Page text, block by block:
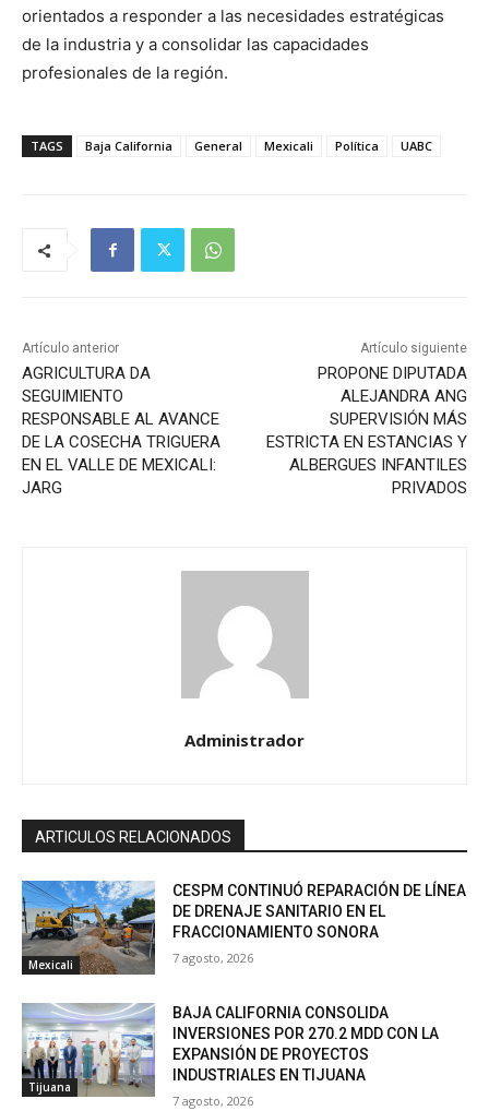
orientados a responder a las necesidades estratégicas
de la industria y a consolidar las capacidades
profesionales de la región.
TAGS Baja California General Mexicali Política UABC
Artículo anterior
AGRICULTURA DA
SEGUIMIENTO
RESPONSABLE AL AVANCE
DE LA COSECHA TRIGUERA
EN EL VALLE DE MEXICALI:
JARG
Artículo siguiente
PROPONE DIPUTADA
ALEJANDRA ANG
SUPERVISIÓN MÁS
ESTRICTA EN ESTANCIAS Y
ALBERGUES INFANTILES
PRIVADOS
Administrador
ARTICULOS RELACIONADOS
Mexicali
CESPM CONTINUÓ REPARACIÓN DE LÍNEA
DE DRENAJE SANITARIO EN EL
FRACCIONAMIENTO SONORA
7 agosto, 2026
Tijuana
BAJA CALIFORNIA CONSOLIDA
INVERSIONES POR 270.2 MDD CON LA
EXPANSIÓN DE PROYECTOS
INDUSTRIALES EN TIJUANA
7 agosto, 2026